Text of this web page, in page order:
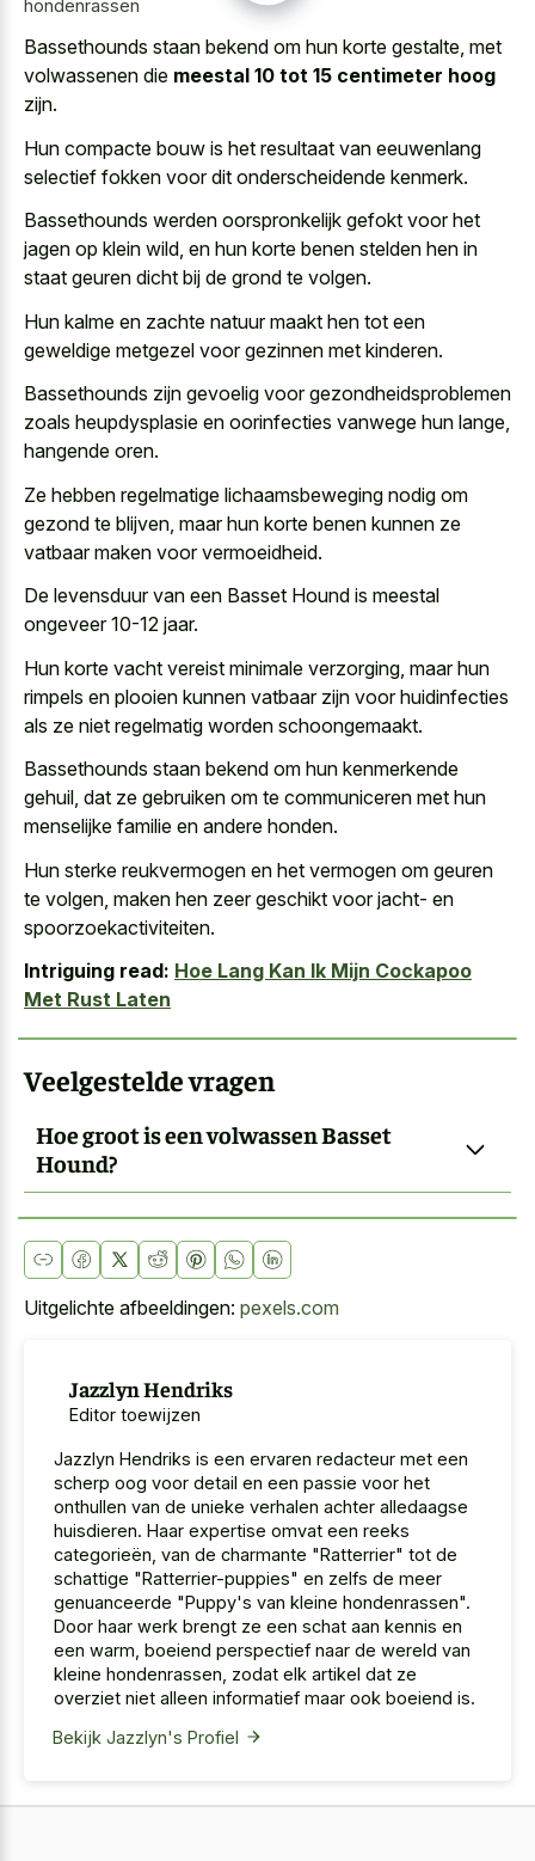
hondenrassen
Bassethounds staan bekend om hun korte gestalte, met
volwassenen die meestal 10 tot 15 centimeter hoog
zijn.
Hun compacte bouw is het resultaat van eeuwenlang
selectief fokken voor dit onderscheidende kenmerk.
Bassethounds werden oorspronkelijk gefokt voor het
jagen op klein wild, en hun korte benen stelden hen in
staat geuren dicht bij de grond te volgen.
Hun kalme en zachte natuur maakt hen tot een
geweldige metgezel voor gezinnen met kinderen.
Bassethounds zijn gevoelig voor gezondheidsproblemen
zoals heupdysplasie en oorinfecties vanwege hun lange,
hangende oren.
Ze hebben regelmatige lichaamsbeweging nodig om
gezond te blijven, maar hun korte benen kunnen ze
vatbaar maken voor vermoeidheid.
De levensduur van een Basset Hound is meestal
ongeveer 10-12 jaar.
Hun korte vacht vereist minimale verzorging, maar hun
rimpels en plooien kunnen vatbaar zijn voor huidinfecties
als ze niet regelmatig worden schoongemaakt.
Bassethounds staan bekend om hun kenmerkende
gehuil, dat ze gebruiken om te communiceren met hun
menselijke familie en andere honden.
Hun sterke reukvermogen en het vermogen om geuren
te volgen, maken hen zeer geschikt voor jacht- en
spoorzoekactiviteiten.
Intriguing read: Hoe Lang Kan Ik Mijn Cockapoo
Met Rust Laten
Veelgestelde vragen
Hoe groot is een volwassen Basset
Hound?
Uitgelichte afbeeldingen: pexels.com
Jazzlyn Hendriks
Editor toewijzen
Jazzlyn Hendriks is een ervaren redacteur met een
scherp oog voor detail en een passie voor het
onthullen van de unieke verhalen achter alledaagse
huisdieren. Haar expertise omvat een reeks
categorieën, van de charmante "Ratterrier" tot de
schattige "Ratterrier-puppies" en zelfs de meer
genuanceerde "Puppy's van kleine hondenrassen".
Door haar werk brengt ze een schat aan kennis en
een warm, boeiend perspectief naar de wereld van
kleine hondenrassen, zodat elk artikel dat ze
overziet niet alleen informatief maar ook boeiend is.
Bekijk Jazzlyn's Profiel